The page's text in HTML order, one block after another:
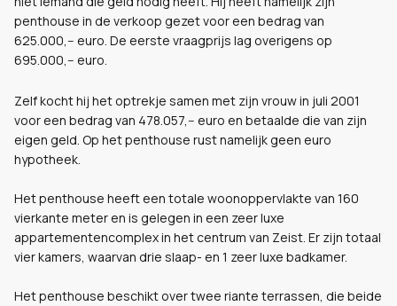
penthouse in de verkoop gezet voor een bedrag van
625.000,-- euro. De eerste vraagprijs lag overigens op
695.000,-- euro.
Zelf kocht hij het optrekje samen met zijn vrouw in juli 2001
voor een bedrag van 478.057,-- euro en betaalde die van zijn
eigen geld. Op het penthouse rust namelijk geen euro
hypotheek.
Het penthouse heeft een totale woonoppervlakte van 160
vierkante meter en is gelegen in een zeer luxe
appartementencomplex in het centrum van Zeist. Er zijn totaal
vier kamers, waarvan drie slaap- en 1 zeer luxe badkamer.
Het penthouse beschikt over twee riante terrassen, die beide